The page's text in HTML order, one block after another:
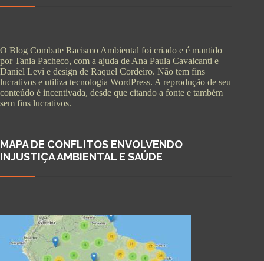
O Blog Combate Racismo Ambiental foi criado e é mantido
por Tania Pacheco, com a ajuda de Ana Paula Cavalcanti e
Daniel Levi e design de Raquel Cordeiro. Não tem fins
lucrativos e utiliza tecnologia WordPress. A reprodução de seu
conteúdo é incentivada, desde que citando a fonte e também
sem fins lucrativos.
MAPA DE CONFLITOS ENVOLVENDO
INJUSTIÇA AMBIENTAL E SAÚDE